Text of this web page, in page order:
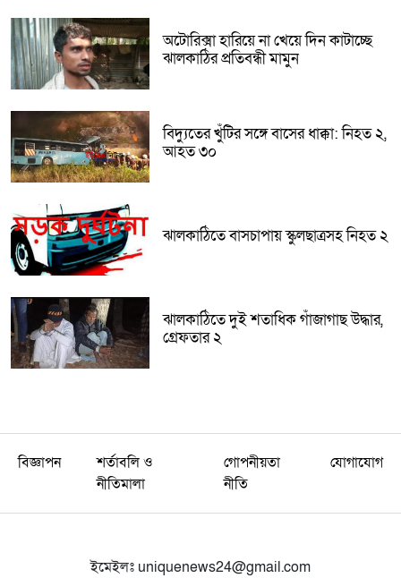
অটোরিক্সা হারিয়ে না খেয়ে দিন কাটাচ্ছে
ঝালকাঠির প্রতিবন্ধী মামুন
বিদ্যুতের খুঁটির সঙ্গে বাসের ধাক্কা: নিহত ২,
আহত ৩০
ঝালকাঠিতে বাসচাপায় স্কুলছাত্রসহ নিহত ২
ঝালকাঠিতে দুই শতাধিক গাঁজাগাছ উদ্ধার,
গ্রেফতার ২
বিজ্ঞাপন
শর্তাবলি ও
নীতিমালা
গোপনীয়তা
নীতি
যোগাযোগ
ইমেইলঃ uniquenews24@gmail.com